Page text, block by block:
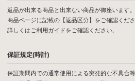
返品が出来る商品と出来ない商品が御座います。
商品ページに記載の【返品区分】をご確認くださ
詳しくはご利用ガイドをご確認ください。
保証規定(時計)
保証期間内での通常使用による突発的な不具合